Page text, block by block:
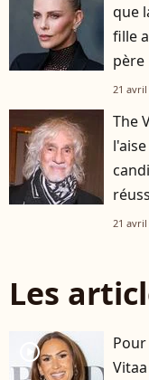
que
fille
père
21 avril
The
21 avril
Les
player2